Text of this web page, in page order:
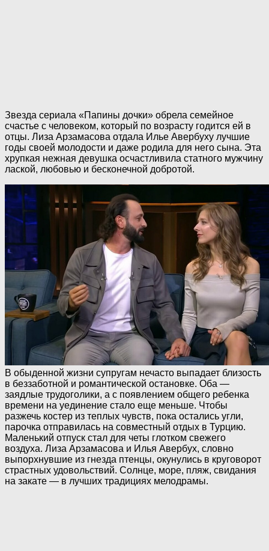
Звезда сериала «Папины дочки» обрела семейное
счастье с человеком, который по возрасту годится ей в
отцы. Лиза Арзамасова отдала Илье Авербуху лучшие
годы своей молодости и даже родила для него сына. Эта
хрупкая нежная девушка осчастливила статного мужчину
лаской, любовью и бесконечной добротой.
В обыденной жизни супругам нечасто выпадает близость
в беззаботной и романтической остановке. Оба —
заядлые трудоголики, а с появлением общего ребенка
времени на уединение стало еще меньше. Чтобы
разжечь костер из теплых чувств, пока остались угли,
парочка отправилась на совместный отдых в Турцию.
Маленький отпуск стал для четы глотком свежего
воздуха. Лиза Арзамасова и Илья Авербух, словно
выпорхнувшие из гнезда птенцы, окунулись в круговорот
страстных удовольствий. Солнце, море, пляж, свидания
на закате — в лучших традициях мелодрамы.